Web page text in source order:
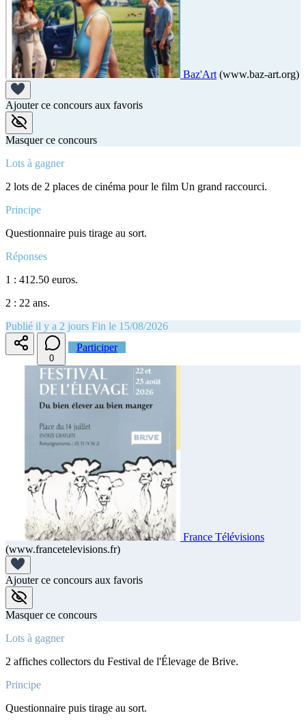
Baz'Art (www.baz-art.org)
Ajouter ce concours aux favoris
Masquer ce concours
Lots à gagner
2 lots de 2 places de cinéma pour le film Un grand raccourci.
Principe
Questionnaire puis tirage au sort.
Réponses
1 : 412.50 euros.
2 : 22 ans.
Publié il y a 2 jours Fin le 15/08/2026
0
Participer
France Télévisions
(www.francetelevisions.fr)
Ajouter ce concours aux favoris
Masquer ce concours
Lots à gagner
2 affiches collectors du Festival de l'Élevage de Brive.
Principe
Questionnaire puis tirage au sort.